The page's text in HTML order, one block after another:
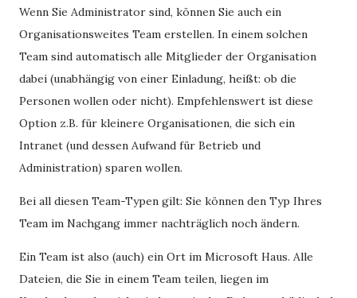
Wenn Sie Administrator sind, können Sie auch ein
Organisationsweites Team erstellen. In einem solchen
Team sind automatisch alle Mitglieder der Organisation
dabei (unabhängig von einer Einladung, heißt: ob die
Personen wollen oder nicht). Empfehlenswert ist diese
Option z.B. für kleinere Organisationen, die sich ein
Intranet (und dessen Aufwand für Betrieb und
Administration) sparen wollen.
Bei all diesen Team-Typen gilt: Sie können den Typ Ihres
Team im Nachgang immer nachträglich noch ändern.
Ein Team ist also (auch) ein Ort im Microsoft Haus. Alle
Dateien, die Sie in einem Team teilen, liegen im